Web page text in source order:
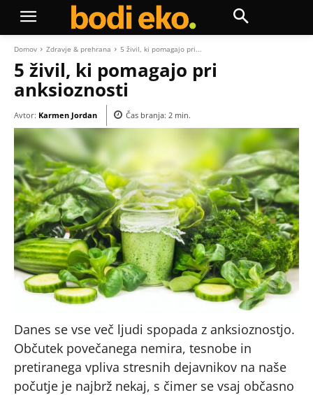
Domov Zdravje & prehrana 5 živil, ki pomagajo pri...
5 živil, ki pomagajo pri
anksioznosti
Avtor: Karmen Jordan Čas branja: 2 min.
Danes se vse več ljudi spopada z anksioznostjo.
Občutek povečanega nemira, tesnobe in
pretiranega vpliva stresnih dejavnikov na naše
počutje je najbrž nekaj, s čimer se vsaj občasno